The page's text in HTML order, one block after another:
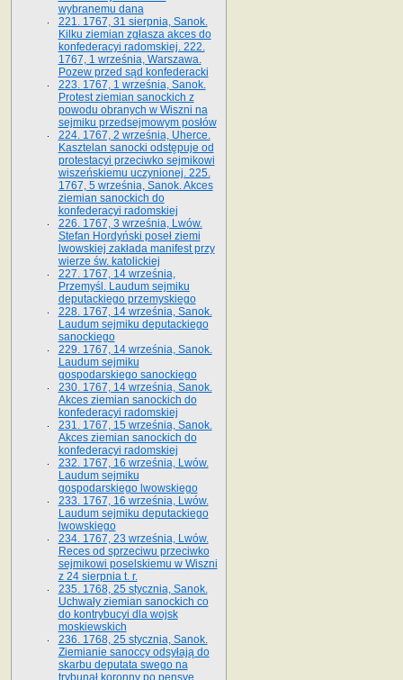
wybranemu dana
221. 1767, 31 sierpnia, Sanok.
Kilku ziemian zgłasza akces do
konfederacyi radomskiej. 222.
1767, 1 września, Warszawa.
Pozew przed sąd konfederacki
223. 1767, 1 września, Sanok.
Protest ziemian sanockich z
powodu obranych w Wiszni na
sejmiku przedsejmo­wym posłów
224. 1767, 2 września, Uherce.
Kasztelan sanocki odstępuje od
protestacyi przeciwko sejmikowi
wiszeńskiemu uczynionej. 225.
1767, 5 września, Sanok. Akces
ziemian sanockich do
konfederacyi radomskiej
226. 1767, 3 września, Lwów.
Stefan Hordyński poseł ziemi
lwowskiej zakłada manifest przy
wierze św. ka­tolickiej
227. 1767, 14 września,
Przemyśl. Laudum sejmiku
deputackiego przemyskiego
228. 1767, 14 września, Sanok.
Laudum sejmiku deputackiego
sanockiego
229. 1767, 14 września, Sanok.
Laudum sejmiku
gospodarskiego sanockiego
230. 1767, 14 września, Sanok.
Akces ziemian sanockich do
konfederacyi radomskiej
231. 1767, 15 września, Sanok.
Akces ziemian sanockich do
konfederacyi radomskiej
232. 1767, 16 września, Lwów.
Laudum sejmiku
gospodarskiego lwowskiego
233. 1767, 16 września, Lwów.
Laudum sejmiku deputackiego
lwowskiego
234. 1767, 23 września, Lwów.
Reces od sprzeciwu przeciwko
sejmikowi poselskiemu w Wiszni
z 24 sierpnia t. r.
235. 1768, 25 stycznia, Sanok.
Uchwały ziemian sanockich co
do kontrybucyi dla wojsk
moskiewskich
236. 1768, 25 stycznia, Sanok.
Ziemianie sanoccy odsyłają do
skarbu deputata swego na
trybunał koronny po pensyę